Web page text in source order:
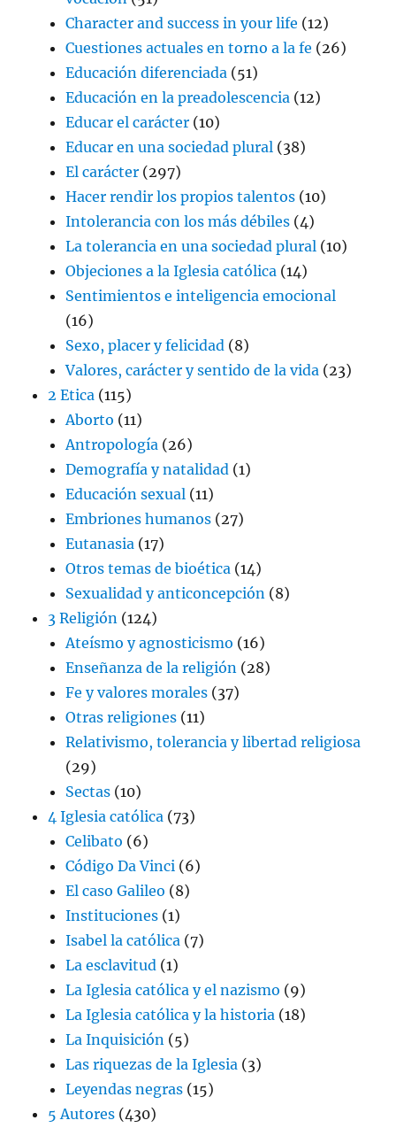
Character and success in your life (12)
Cuestiones actuales en torno a la fe (26)
Educación diferenciada (51)
Educación en la preadolescencia (12)
Educar el carácter (10)
Educar en una sociedad plural (38)
El carácter (297)
Hacer rendir los propios talentos (10)
Intolerancia con los más débiles (4)
La tolerancia en una sociedad plural (10)
Objeciones a la Iglesia católica (14)
Sentimientos e inteligencia emocional
(16)
Sexo, placer y felicidad (8)
Valores, carácter y sentido de la vida (23)
2 Etica (115)
Aborto (11)
Antropología (26)
Demografía y natalidad (1)
Educación sexual (11)
Embriones humanos (27)
Eutanasia (17)
Otros temas de bioética (14)
Sexualidad y anticoncepción (8)
3 Religión (124)
Ateísmo y agnosticismo (16)
Enseñanza de la religión (28)
Fe y valores morales (37)
Otras religiones (11)
Relativismo, tolerancia y libertad religiosa
(29)
Sectas (10)
4 Iglesia católica (73)
Celibato (6)
Código Da Vinci (6)
El caso Galileo (8)
Instituciones (1)
Isabel la católica (7)
La esclavitud (1)
La Iglesia católica y el nazismo (9)
La Iglesia católica y la historia (18)
La Inquisición (5)
Las riquezas de la Iglesia (3)
Leyendas negras (15)
5 Autores (430)